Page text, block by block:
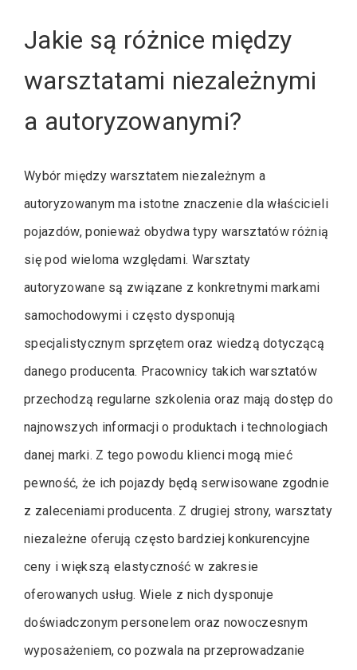
Jakie są różnice między
warsztatami niezależnymi
a autoryzowanymi?
Wybór między warsztatem niezależnym a
autoryzowanym ma istotne znaczenie dla właścicieli
pojazdów, ponieważ obydwa typy warsztatów różnią
się pod wieloma względami. Warsztaty
autoryzowane są związane z konkretnymi markami
samochodowymi i często dysponują
specjalistycznym sprzętem oraz wiedzą dotyczącą
danego producenta. Pracownicy takich warsztatów
przechodzą regularne szkolenia oraz mają dostęp do
najnowszych informacji o produktach i technologiach
danej marki. Z tego powodu klienci mogą mieć
pewność, że ich pojazdy będą serwisowane zgodnie
z zaleceniami producenta. Z drugiej strony, warsztaty
niezależne oferują często bardziej konkurencyjne
ceny i większą elastyczność w zakresie
oferowanych usług. Wiele z nich dysponuje
doświadczonym personelem oraz nowoczesnym
wyposażeniem, co pozwala na przeprowadzanie